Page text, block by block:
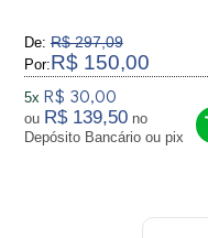
De: R$ 297,09
Por:R$ 150,00
5x R$ 30,00
ou R$ 139,50 no
Depósito Bancário ou pix